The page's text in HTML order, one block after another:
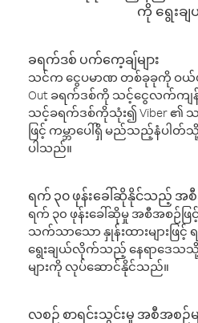
ကို ရွေးချ
ခရက်ဒစ် ပက်ကေ့ချ်များ
သင်က ငွေပမာဏ တစ်ခုခုကို ဝယ်
Out ခရက်ဒစ်ကို သင့်ငွေလက်က
သင့်ခရက်ဒစ်ကိုသုံး၍ Viber ၏ သ
ဖြင့် ကမ္ဘာပေါ်ရှိ မည်သည့်နံပါတ်
ပါသည်။
ရက် ၃၀ ဖုန်းခေါ်ဆိုနိုင်သည့် အစီ
ရက် ၃၀ ဖုန်းခေါ်ဆိုမှု အစီအစဉ်ဖ
သက်သာသော နှုန်းထားများဖြ
ရွေးချယ်လိုက်သည့် နေရာဒေသသို့
များကို လုပ်ဆောင်နိုင်သည်။
လစဉ် စာရင်းသွင်းမှု အစီအစဉ်မ